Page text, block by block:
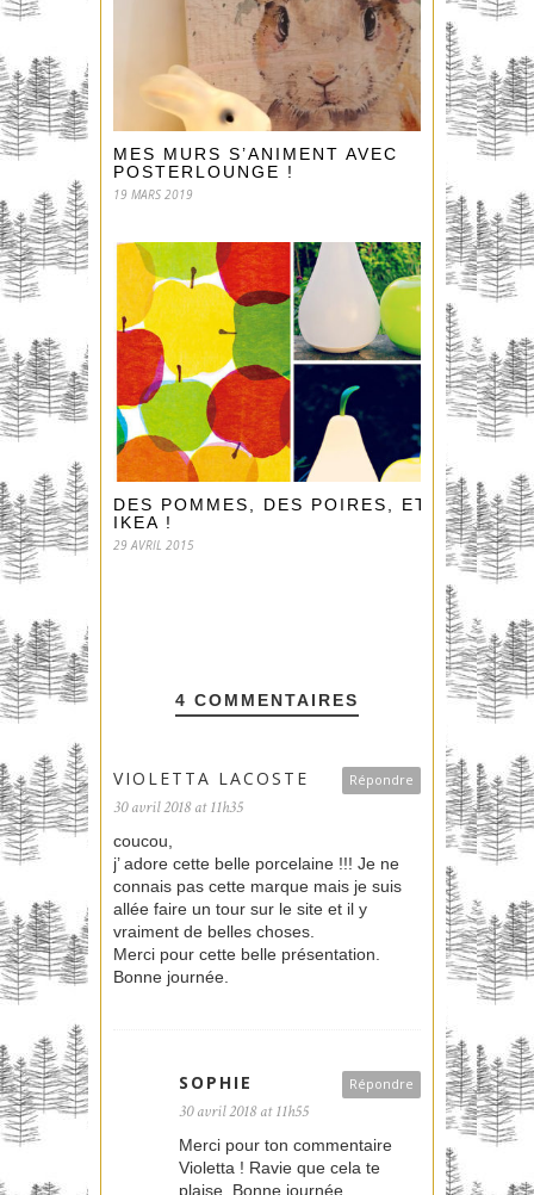
MES MURS S’ANIMENT AVEC
POSTERLOUNGE !
19 MARS 2019
DES POMMES, DES POIRES, ET…
IKEA !
29 AVRIL 2015
4 COMMENTAIRES
Répondre
VIOLETTA LACOSTE
30 avril 2018 at 11h35
coucou,
j’ adore cette belle porcelaine !!! Je ne
connais pas cette marque mais je suis
allée faire un tour sur le site et il y
vraiment de belles choses.
Merci pour cette belle présentation.
Bonne journée.
Répondre
SOPHIE
30 avril 2018 at 11h55
Merci pour ton commentaire
Violetta ! Ravie que cela te
plaise. Bonne journée.